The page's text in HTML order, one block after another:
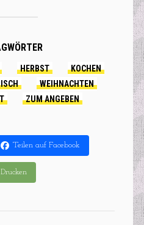
HERBST
KOCHEN
WEIHNACHTEN
ZUM ANGEBEN
Teilen auf Facebook
Drucken